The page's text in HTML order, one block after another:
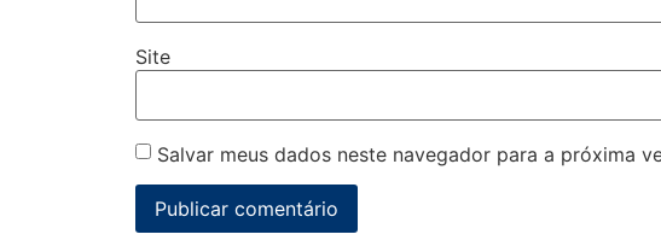
Site
Salvar meus dados neste navegador para a próxima